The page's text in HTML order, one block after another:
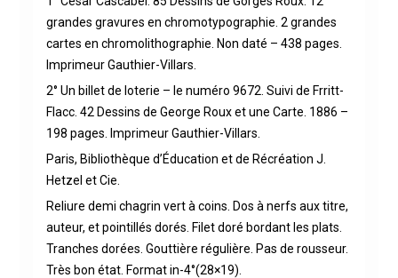
grandes gravures en chromotypographie. 2 grandes
cartes en chromolithographie. Non daté – 438 pages.
Imprimeur Gauthier-Villars.
2° Un billet de loterie – le numéro 9672. Suivi de Frritt-
Flacc. 42 Dessins de George Roux et une Carte. 1886 –
198 pages. Imprimeur Gauthier-Villars.
Paris, Bibliothèque d’Éducation et de Récréation J.
Hetzel et Cie.
Reliure demi chagrin vert à coins. Dos à nerfs aux titre,
auteur, et pointillés dorés. Filet doré bordant les plats.
Tranches dorées. Gouttière régulière. Pas de rousseur.
Très bon état. Format in-4°(28×19).